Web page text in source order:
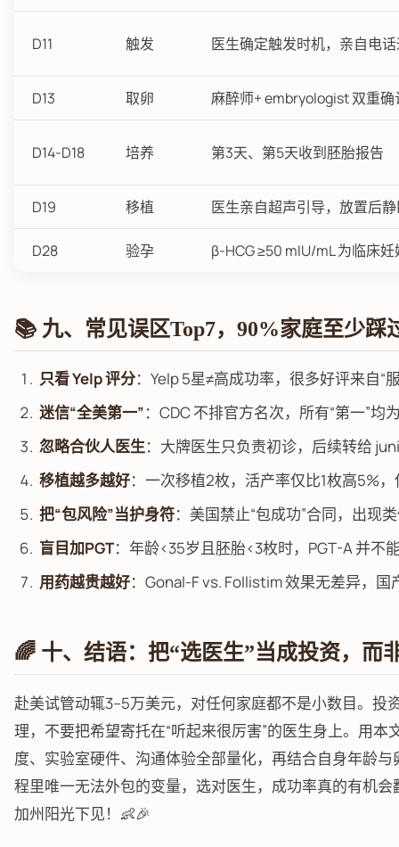
D11 触发 医生确定触发时机，亲自电
D13 取卵 麻醉师+ embryologist 双重确
D14-D18 培养 第3天、第5天收到胚胎报告
D19 移植 医生亲自超声引导，放置后
D28 验孕 β-HCG ≥50 mIU/mL 为临床妊
📚 九、常见误区Top7，90%家庭至少踩
只看 Yelp 评分：Yelp 5星≠高成功率，很多好评来自“
迷信“全美第一”：CDC 不排官方名次，所有“第一”均
忽略合伙人医生：大牌医生只负责初诊，后续转给
移植越多越好：一次移植2枚，活产率仅比1枚高5%
把“包风险”当护身符：美国禁止“包成功”合同，出现
盲目加PGT：年龄<35岁且胚胎<3枚时，PGT-A 并不
用药越贵越好：Gonal-F vs. Follistim 效果无差异，
🌈 十、结语：把“选医生”当成投资，而
赴美试管动辄3–5万美元，对任何家庭都不是小数目。投
理，不要把希望寄托在“听起来很厉害”的医生身上。用
度、实验室硬件、沟通体验全部量化，再结合自身年龄
程里唯一无法外包的变量，选对医生，成功率真的有机会
加州阳光下见！👶🎉